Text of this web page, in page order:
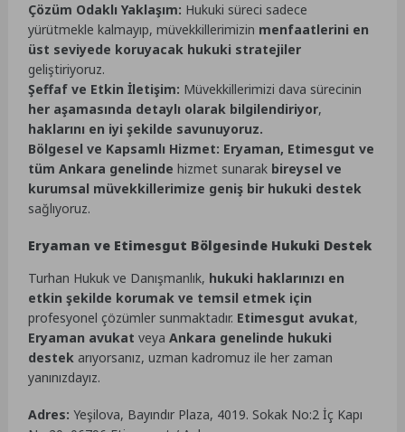
Çözüm Odaklı Yaklaşım: Hukuki süreci sadece
yürütmekle kalmayıp, müvekkillerimizin menfaatlerini en
üst seviyede koruyacak hukuki stratejiler
geliştiriyoruz.
Şeffaf ve Etkin İletişim: Müvekkillerimizi dava sürecinin
her aşamasında detaylı olarak bilgilendiriyor,
haklarını en iyi şekilde savunuyoruz.
Bölgesel ve Kapsamlı Hizmet: Eryaman, Etimesgut ve
tüm Ankara genelinde hizmet sunarak bireysel ve
kurumsal müvekkillerimize geniş bir hukuki destek
sağlıyoruz.
Eryaman ve Etimesgut Bölgesinde Hukuki Destek
Turhan Hukuk ve Danışmanlık, hukuki haklarınızı en
etkin şekilde korumak ve temsil etmek için
profesyonel çözümler sunmaktadır. Etimesgut avukat,
Eryaman avukat veyaAnkara genelinde hukuki
destek arıyorsanız, uzman kadromuz ile her zaman
yanınızdayız.
Adres: Yeşilova, Bayındır Plaza, 4019. Sokak No:2 İç Kapı